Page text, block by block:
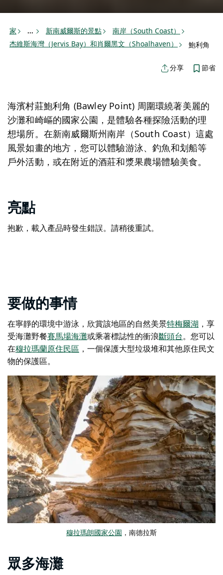
家 ... 新南威爾斯的景點
南岸（South Coast）
杰維斯海灣（Jervis Bay）和肖爾黑文（Shoalhaven）
鮑利角
分享 節省
海濱村莊鮑利角 (Bawley Point) 周圍環繞著美麗的
沙灘和崎嶇的國家公園，是體驗各種探險活動的理
想場所。在新南威爾斯州南岸（South Coast）這處
風景如畫的地方，您可以體驗游泳、釣魚和划船等
戶外活動，或在附近的酒莊和漿果農場體驗美食。
亮點
抱歉，載入產品時發生錯誤。請稍後重試。
要做的事情
在寧靜的環境中游泳，欣賞該地區的自然美景特梅爾湖 ，享
受海灘野餐賽馬場海灘或乘著標誌性的衝浪斷頭台。您可以
在穆拉瑪蘭原住民區 ，一個保護大型垃圾堆和其他原住民文
物的保護區。
穆拉瑪朗國家公園 ，南德拉斯
眾多海灘